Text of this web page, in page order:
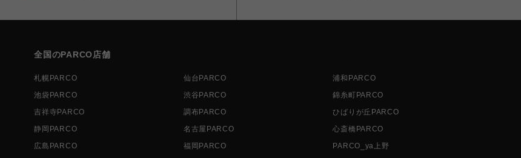
全国のPARCO店舗
札幌PARCO 仙台PARCO
浦和PARCO
池袋PARCO
渋谷PARCO
錦糸町PARCO
吉祥寺PARCO
調布PARCO
ひばりが丘PARCO
静岡PARCO
名古屋PARCO
心斎橋PARCO
広島PARCO
福岡PARCO PARCO_ya上野